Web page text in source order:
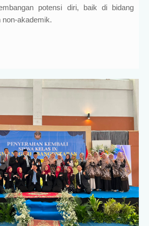
potensi diri, baik di bidang
akademik.